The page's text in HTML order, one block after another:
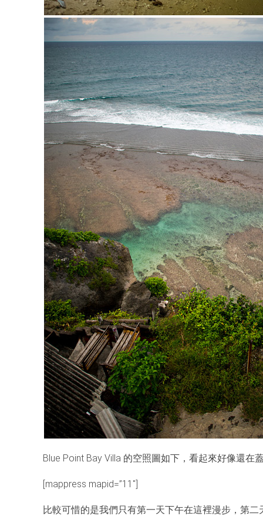
Blue Point Bay Villa 的空照圖如下，看起來好像還在
[mappress mapid=”11″]
比較可惜的是我們只有第一天下午在這裡漫步，第